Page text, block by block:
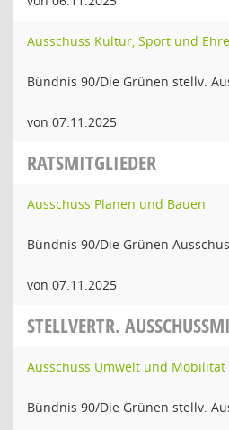
Ausschuss Kultur, Sport und
Bündnis 90/Die Grünen stellv.
von 07.11.2025
RATSMITGLIEDER
Ausschuss Planen und Bauen
Bündnis 90/Die Grünen
von 07.11.2025
STELLVERTR.
Ausschuss Umwelt und Mobilität
Bündnis 90/Die Grünen stellv.